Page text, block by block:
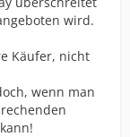
wird.
Käufer, nicht
wenn man